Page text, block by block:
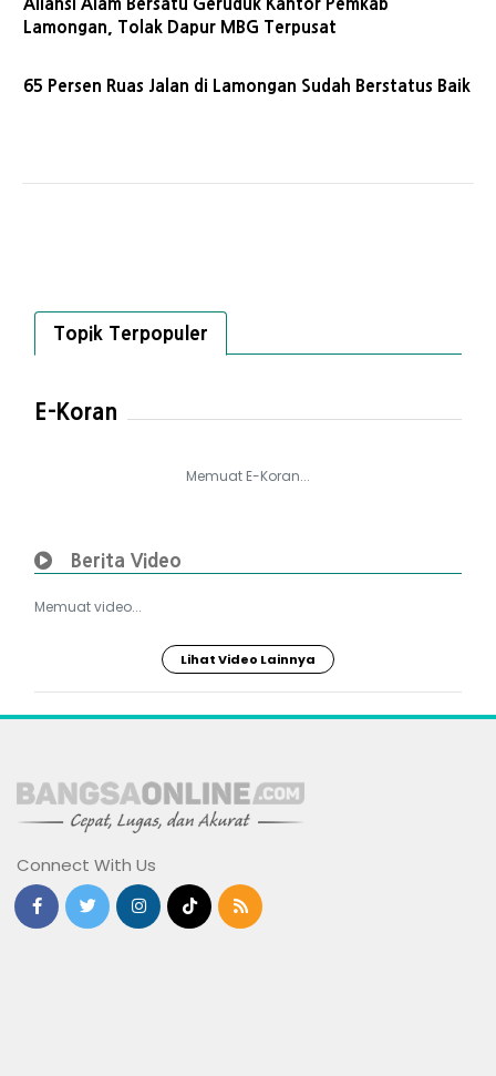
Aliansi Alam Bersatu Geruduk Kantor Pemkab
Lamongan, Tolak Dapur MBG Terpusat
65 Persen Ruas Jalan di Lamongan Sudah Berstatus Baik
Topik Terpopuler
E-Koran
Memuat E-Koran...
Berita Video
Memuat video...
Lihat Video Lainnya
Connect With Us